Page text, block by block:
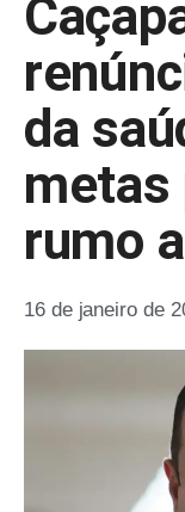
da
metas
rumo
16 de janeiro de